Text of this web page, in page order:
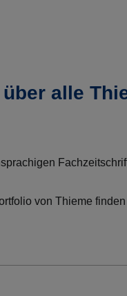
alle
von Thieme